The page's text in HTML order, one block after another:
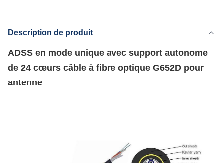
LC, T/T
200km/Day
Description de produit
ADSS en mode unique avec support autonome
de 24 cœurs câble à fibre optique G652D pour
antenne